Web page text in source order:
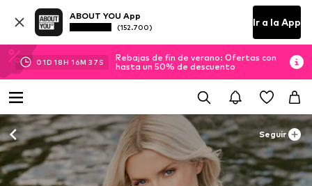
ABOUT YOU App
(152.700) Ir a la App
01D 18H 16M 36 S
Rebajas de fin de verano: Ofertas con
hasta un 50% de descuento
Seguir